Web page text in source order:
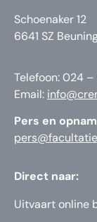
Schoenaker 12
6641 SZ
Telefoon: 024
Email:
Pers en
Direct naar:
Uitvaart online